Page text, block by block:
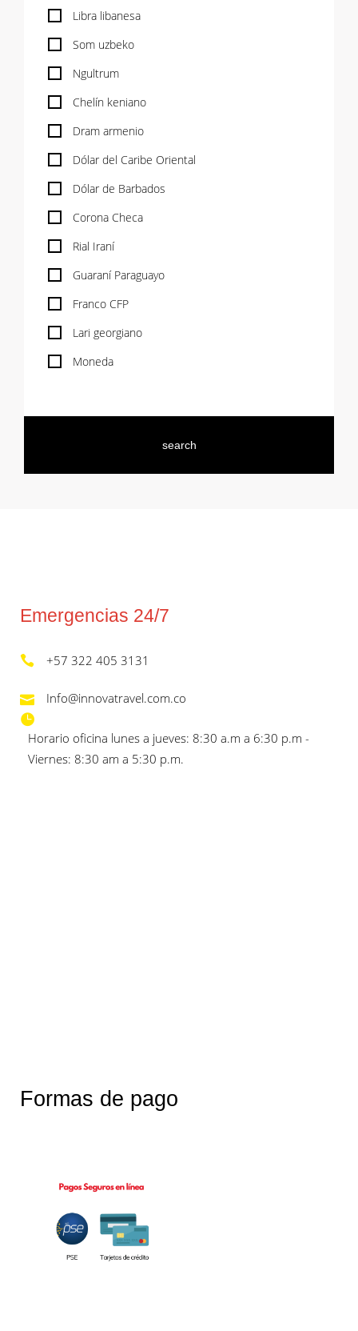
Libra libanesa
Som uzbeko
Ngultrum
Chelín keniano
Dram armenio
Dólar del Caribe Oriental
Dólar de Barbados
Corona Checa
Rial Iraní
Guaraní Paraguayo
Franco CFP
Lari georgiano
Moneda
Emergencias 24/7
+57 322 405 3131
Info@innovatravel.com.co
Horario oficina lunes a jueves: 8:30 a.m a 6:30 p.m -
Viernes: 8:30 am a 5:30 p.m.
Formas de pago